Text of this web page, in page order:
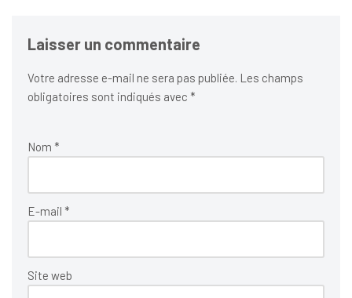
Laisser un commentaire
Votre adresse e-mail ne sera pas publiée. Les champs
obligatoires sont indiqués avec *
Nom *
E-mail *
Site web